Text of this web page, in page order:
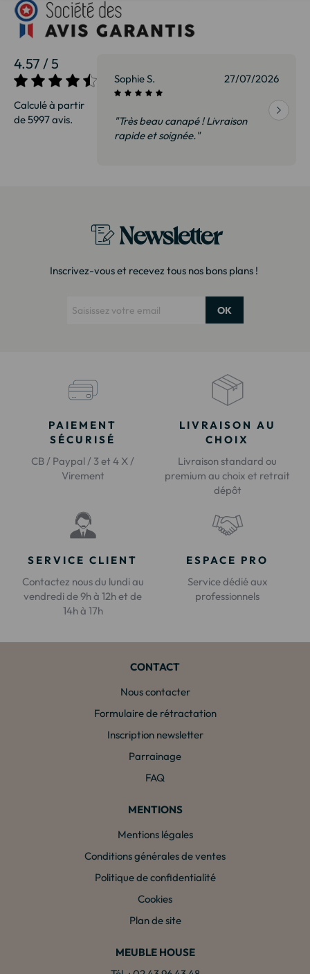
4.57 / 5
Calculé à partir
de 5997 avis.
27/07/2026 Sophie S. 27/07/2026
"Très beau canapé ! Livraison
rapide et soignée."
Newsletter
Inscrivez-vous et recevez tous nos bons plans !
OK
PAIEMENT
SÉCURISÉ
CB / Paypal / 3 et 4 X /
Virement
LIVRAISON AU
CHOIX
Livraison standard ou
premium au choix et retrait
dépôt
SERVICE CLIENT
Contactez nous du lundi au
vendredi de 9h à 12h et de
14h à 17h
ESPACE PRO
Service dédié aux
professionnels
CONTACT
Nous contacter
Formulaire de rétractation
Inscription newsletter
Parrainage
FAQ
MENTIONS
Mentions légales
Conditions générales de ventes
Politique de confidentialité
Cookies
Plan de site
MEUBLE HOUSE